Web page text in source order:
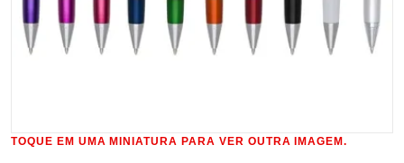
TOQUE EM UMA MINIATURA PARA VER OUTRA IMAGEM.